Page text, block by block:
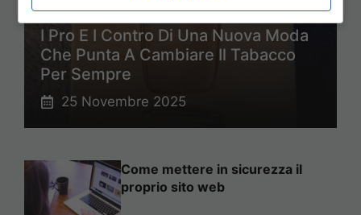
I Pro E I Contro Di Una Nuova Moda
Che Punta A Cambiare Il Tabacco
Per Sempre
25 Novembre 2025
Come mettere in sicurezza il
proprio sito web